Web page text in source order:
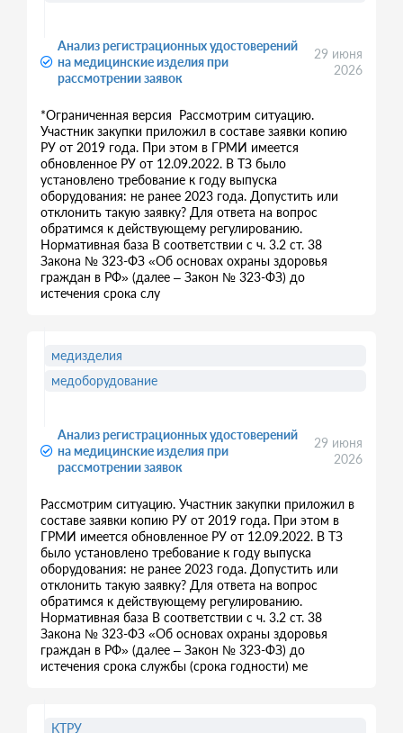
Анализ регистрационных удостоверений
на медицинские изделия при
рассмотрении заявок
29 июня
2026
*Ограниченная версия Рассмотрим ситуацию.
Участник закупки приложил в составе заявки копию
РУ от 2019 года. При этом в ГРМИ имеется
обновленное РУ от 12.09.2022. В ТЗ было
установлено требование к году выпуска
оборудования: не ранее 2023 года. Допустить или
отклонить такую заявку? Для ответа на вопрос
обратимся к действующему регулированию.
Нормативная база В соответствии с ч. 3.2 ст. 38
Закона № 323-ФЗ «Об основах охраны здоровья
граждан в РФ» (далее – Закон № 323-ФЗ) до
истечения срока слу
Анализ регистрационных удостоверений
на медицинские изделия при
рассмотрении заявок
29 июня
2026
Рассмотрим ситуацию. Участник закупки приложил в
составе заявки копию РУ от 2019 года. При этом в
ГРМИ имеется обновленное РУ от 12.09.2022. В ТЗ
было установлено требование к году выпуска
оборудования: не ранее 2023 года. Допустить или
отклонить такую заявку? Для ответа на вопрос
обратимся к действующему регулированию.
Нормативная база В соответствии с ч. 3.2 ст. 38
Закона № 323-ФЗ «Об основах охраны здоровья
граждан в РФ» (далее – Закон № 323-ФЗ) до
истечения срока службы (срока годности) ме
медизделия
медоборудование
КТРУ